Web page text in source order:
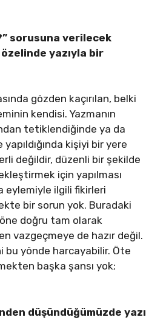
sorusuna verilecek
yazıyla bir
gözden kaçırılan, belki
kendisi. Yazmanın
tetiklendiğinde ya da
kişiyi bir yere
değildir, düzenli bir şekilde
için yapılması
eylemiyle ilgili fikirleri
bir sorun yok. Buradaki
doğru tam olarak
vazgeçmeye de hazır değil.
bu yönde harcayabilir. Öte
başka şansı yok;
düşündüğümüzde yazı